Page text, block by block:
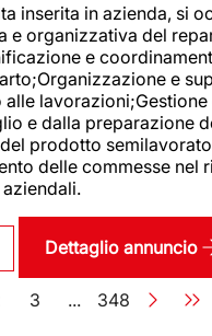
inserita in azienda, si
e organizzativa del
e
e
e dalla preparazione
prodotto
delle commesse nel
Dettaglio annuncio
Pagina
3 ... Pagina
348